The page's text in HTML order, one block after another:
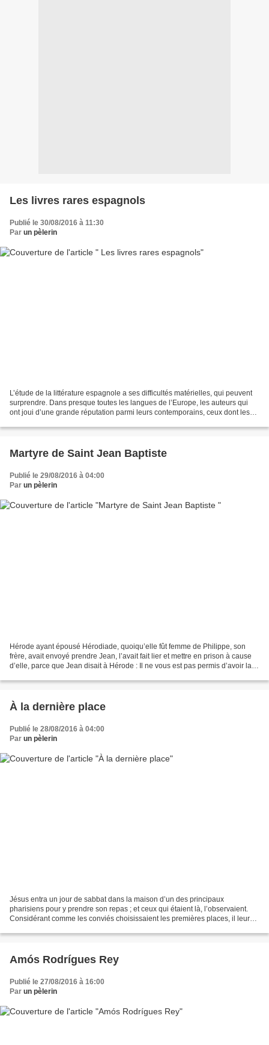
Les livres rares espagnols
Publié le 30/08/2016 à 11:30
Par un pèlerin
L’étude de la littérature espagnole a ses difficultés matérielles, qui peuvent
surprendre. Dans presque toutes les langues de l’Europe, les auteurs qui
ont joui d’une grande réputation parmi leurs contemporains, ceux dont les
Martyre de Saint Jean Baptiste
Publié le 29/08/2016 à 04:00
Par un pèlerin
Hérode ayant épousé Hérodiade, quoiqu’elle fût femme de Philippe, son
frère, avait envoyé prendre Jean, l’avait fait lier et mettre en prison à cause
d’elle, parce que Jean disait à Hérode : Il ne vous est pas permis d’avoir la
À la dernière place
Publié le 28/08/2016 à 04:00
Par un pèlerin
Jésus entra un jour de sabbat dans la maison d’un des principaux
pharisiens pour y prendre son repas ; et ceux qui étaient là, l’observaient.
Considérant comme les conviés choisissaient les premières places, il leur
Amós Rodrígues Rey
Publié le 27/08/2016 à 16:00
Par un pèlerin